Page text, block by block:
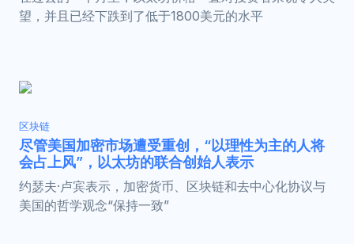
望，并且已经下跌到了低于1800美元的水平
区块链
尽管美国加密市场遭受重创，“以理性为主的人将
会占上风”，以太坊的联合创始人表示
约瑟夫·卢宾表示，加密货币、区块链和去中心化协议与
美国的哲学观念“保持一致”